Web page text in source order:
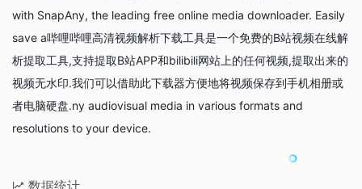
with SnapAny, the leading free online media downloader. Easily
save a哔哩哔哩高清视频解析下载工具是一个免费的B站视频在线解
析提取工具,支持提取B站APP和bilibili网站上的任何视频,提取出来的
视频无水印.我们可以借助此下载器方便地将视频保存到手机相册或
者电脑硬盘.ny audiovisual media in various formats and
resolutions to your device.
数据统计